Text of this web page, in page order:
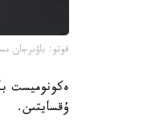
فوتو: باۋىرجان
ەكونوميست
ۇقسايتىن.